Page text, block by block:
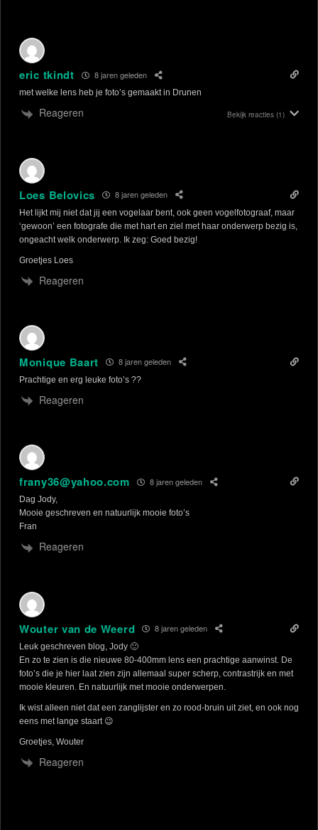
eric tkindt 8 jaren geleden
met welke lens heb je foto’s gemaakt in Drunen
Reageren Bekijk reacties (1)
Loes Belovics 8 jaren geleden
Het lijkt mij niet dat jij een vogelaar bent, ook geen vogelfotograaf, maar
‘gewoon’ een fotografe die met hart en ziel met haar onderwerp bezig is,
ongeacht welk onderwerp. Ik zeg: Goed bezig!
Groetjes Loes
Reageren
Monique Baart 8 jaren geleden
Prachtige en erg leuke foto’s ??
Reageren
frany36@yahoo.com 8 jaren geleden
Dag Jody,
Mooie geschreven en natuurlijk mooie foto’s
Fran
Reageren
Wouter van de Weerd 8 jaren geleden
Leuk geschreven blog, Jody 🙂
En zo te zien is die nieuwe 80-400mm lens een prachtige aanwinst. De
foto’s die je hier laat zien zijn allemaal super scherp, contrastrijk en met
mooie kleuren. En natuurlijk met mooie onderwerpen.
Ik wist alleen niet dat een zanglijster en zo rood-bruin uit ziet, en ook nog
eens met lange staart 😉
Groetjes, Wouter
Reageren